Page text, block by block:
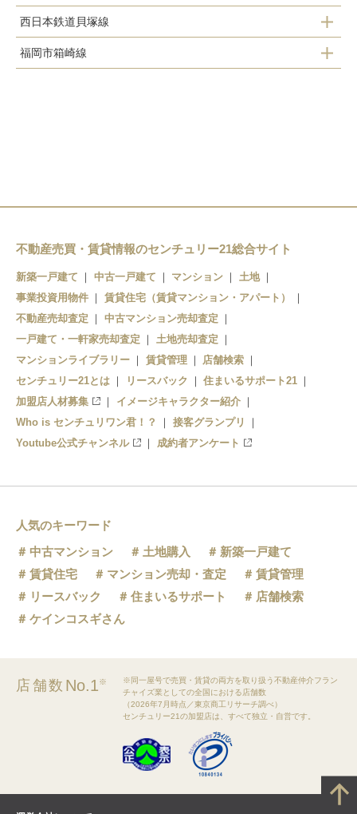
九産大前駅
香椎駅
西戸崎駅
海ノ中道駅
土井駅
西日本鉄道貝塚線
三苫駅
名島駅
福岡市箱崎線
不動産売買・賃貸情報のセンチュリー21総合サイト
新築一戸建て 中古一戸建て マンション
土地
事業投資用物件
賃貸住宅（賃貸マンション・アパート）
不動産売却査定
中古マンション売却査定
一戸建て・一軒家売却査定
土地売却査定
マンションライブラリー
賃貸管理
店舗検索
センチュリー21とは
リースバック
住まいるサポート21
加盟店人材募集
イメージキャラクター紹介
Who is センチュリワン君！？
接客グランプリ
Youtube公式チャンネル
成約者アンケート
人気のキーワード
中古マンション
土地購入
新築一戸建て
賃貸住宅
マンション売却・査定
賃貸管理
リースバック
住まいるサポート
店舗検索
ケインコスギさん
店舗数 No.1※
※同一屋号で売買・賃貸の両方を取り扱う不動産仲介フラン
チャイズ業としての全国における店舗数
（2026年7月時点／東京商工リサーチ調べ）
センチュリー21の加盟店は、すべて独立・自営です。